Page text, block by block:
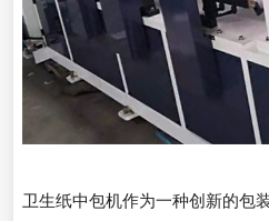
卫生纸中包机作为一种创新的包